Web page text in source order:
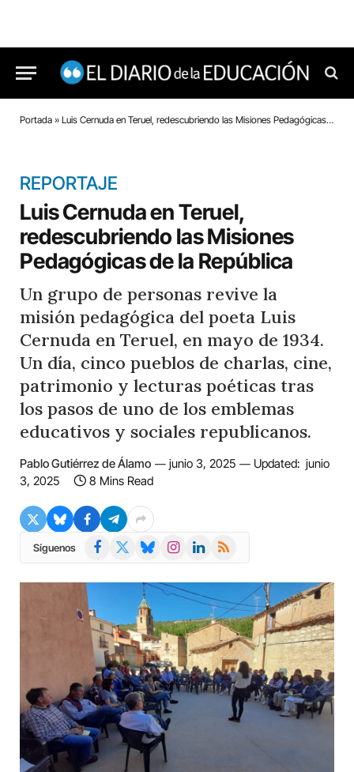
Portada » Luis Cernuda en Teruel, redescubriendo las Misiones Pedagógicas de la República
REPORTAJE
Luis Cernuda en Teruel,
redescubriendo las Misiones
Pedagógicas de la República
Un grupo de personas revive la
misión pedagógica del poeta Luis
Cernuda en Teruel, en mayo de 1934.
Un día, cinco pueblos de charlas, cine,
patrimonio y lecturas poéticas tras
los pasos de uno de los emblemas
educativos y sociales republicanos.
Pablo Gutiérrez de Álamo junio 3, 2025 Updated: junio
3, 2025
8 Mins Read
Síguenos Facebook BlueskyInstagramLinkedIn
RSS